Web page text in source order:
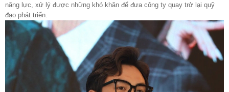
năng lực, xử lý được những khó khăn để đưa công ty quay trở lại quỹ
đạo phát triển.